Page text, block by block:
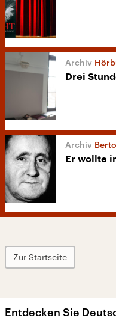
Drei
Er wollte
Zur Startseite
Entdecken Sie